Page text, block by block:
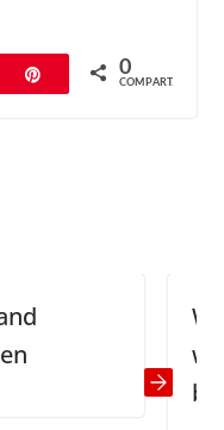
0
COMPART.
with